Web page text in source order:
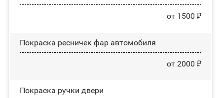
от 1500 ₽
Покраска ресничек фар автомобиля
от 2000 ₽
Покраска ручки двери